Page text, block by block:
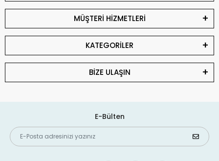
MÜŞTERİ HİZMETLERİ
KATEGORİLER
BİZE ULAŞIN
E-Bülten